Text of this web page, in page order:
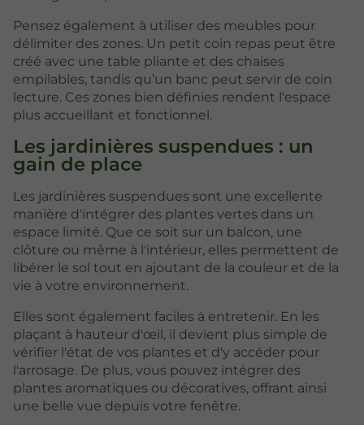
Pensez également à utiliser des meubles pour
délimiter des zones. Un petit coin repas peut être
créé avec une table pliante et des chaises
empilables, tandis qu’un banc peut servir de coin
lecture. Ces zones bien définies rendent l'espace
plus accueillant et fonctionnel.
Les jardinières suspendues : un
gain de place
Les jardinières suspendues sont une excellente
manière d'intégrer des plantes vertes dans un
espace limité. Que ce soit sur un balcon, une
clôture ou même à l'intérieur, elles permettent de
libérer le sol tout en ajoutant de la couleur et de la
vie à votre environnement.
Elles sont également faciles à entretenir. En les
plaçant à hauteur d'œil, il devient plus simple de
vérifier l'état de vos plantes et d'y accéder pour
l'arrosage. De plus, vous pouvez intégrer des
plantes aromatiques ou décoratives, offrant ainsi
une belle vue depuis votre fenêtre.